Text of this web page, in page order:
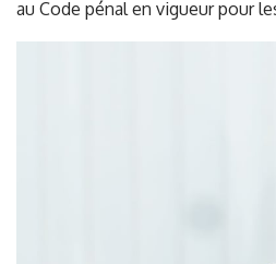
au Code pénal en vigueur pour